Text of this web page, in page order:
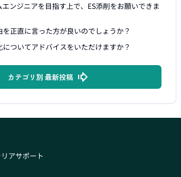
ンジニアを目指す上で、ES添削をお願いできま
正直に言った方が良いのでしょうか？
ついてアドバイスをいただけますか？
カテゴリ別 最新投稿
アサポート